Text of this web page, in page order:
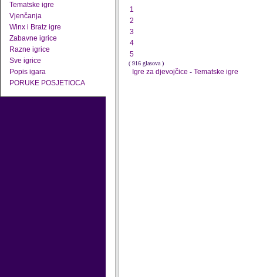
Tematske igre
Vjenčanja
Winx i Bratz igre
Zabavne igrice
Razne igrice
Sve igrice
Popis igara
PORUKE POSJETIOCA
1
2
3
4
5
( 916 glasova )
Igre za djevojčice - Tematske igre